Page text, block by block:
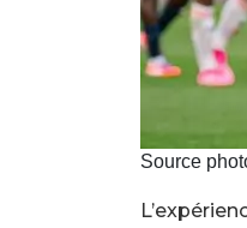
Source